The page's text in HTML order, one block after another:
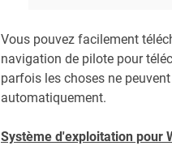
Vous pouvez facilement
navigation de pilote pour
parfois les choses ne
automatiquement.
Système d'exploitation pour